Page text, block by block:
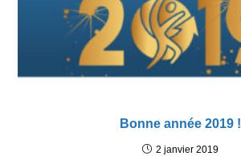
Bonne année 2019 !
2 janvier 2019